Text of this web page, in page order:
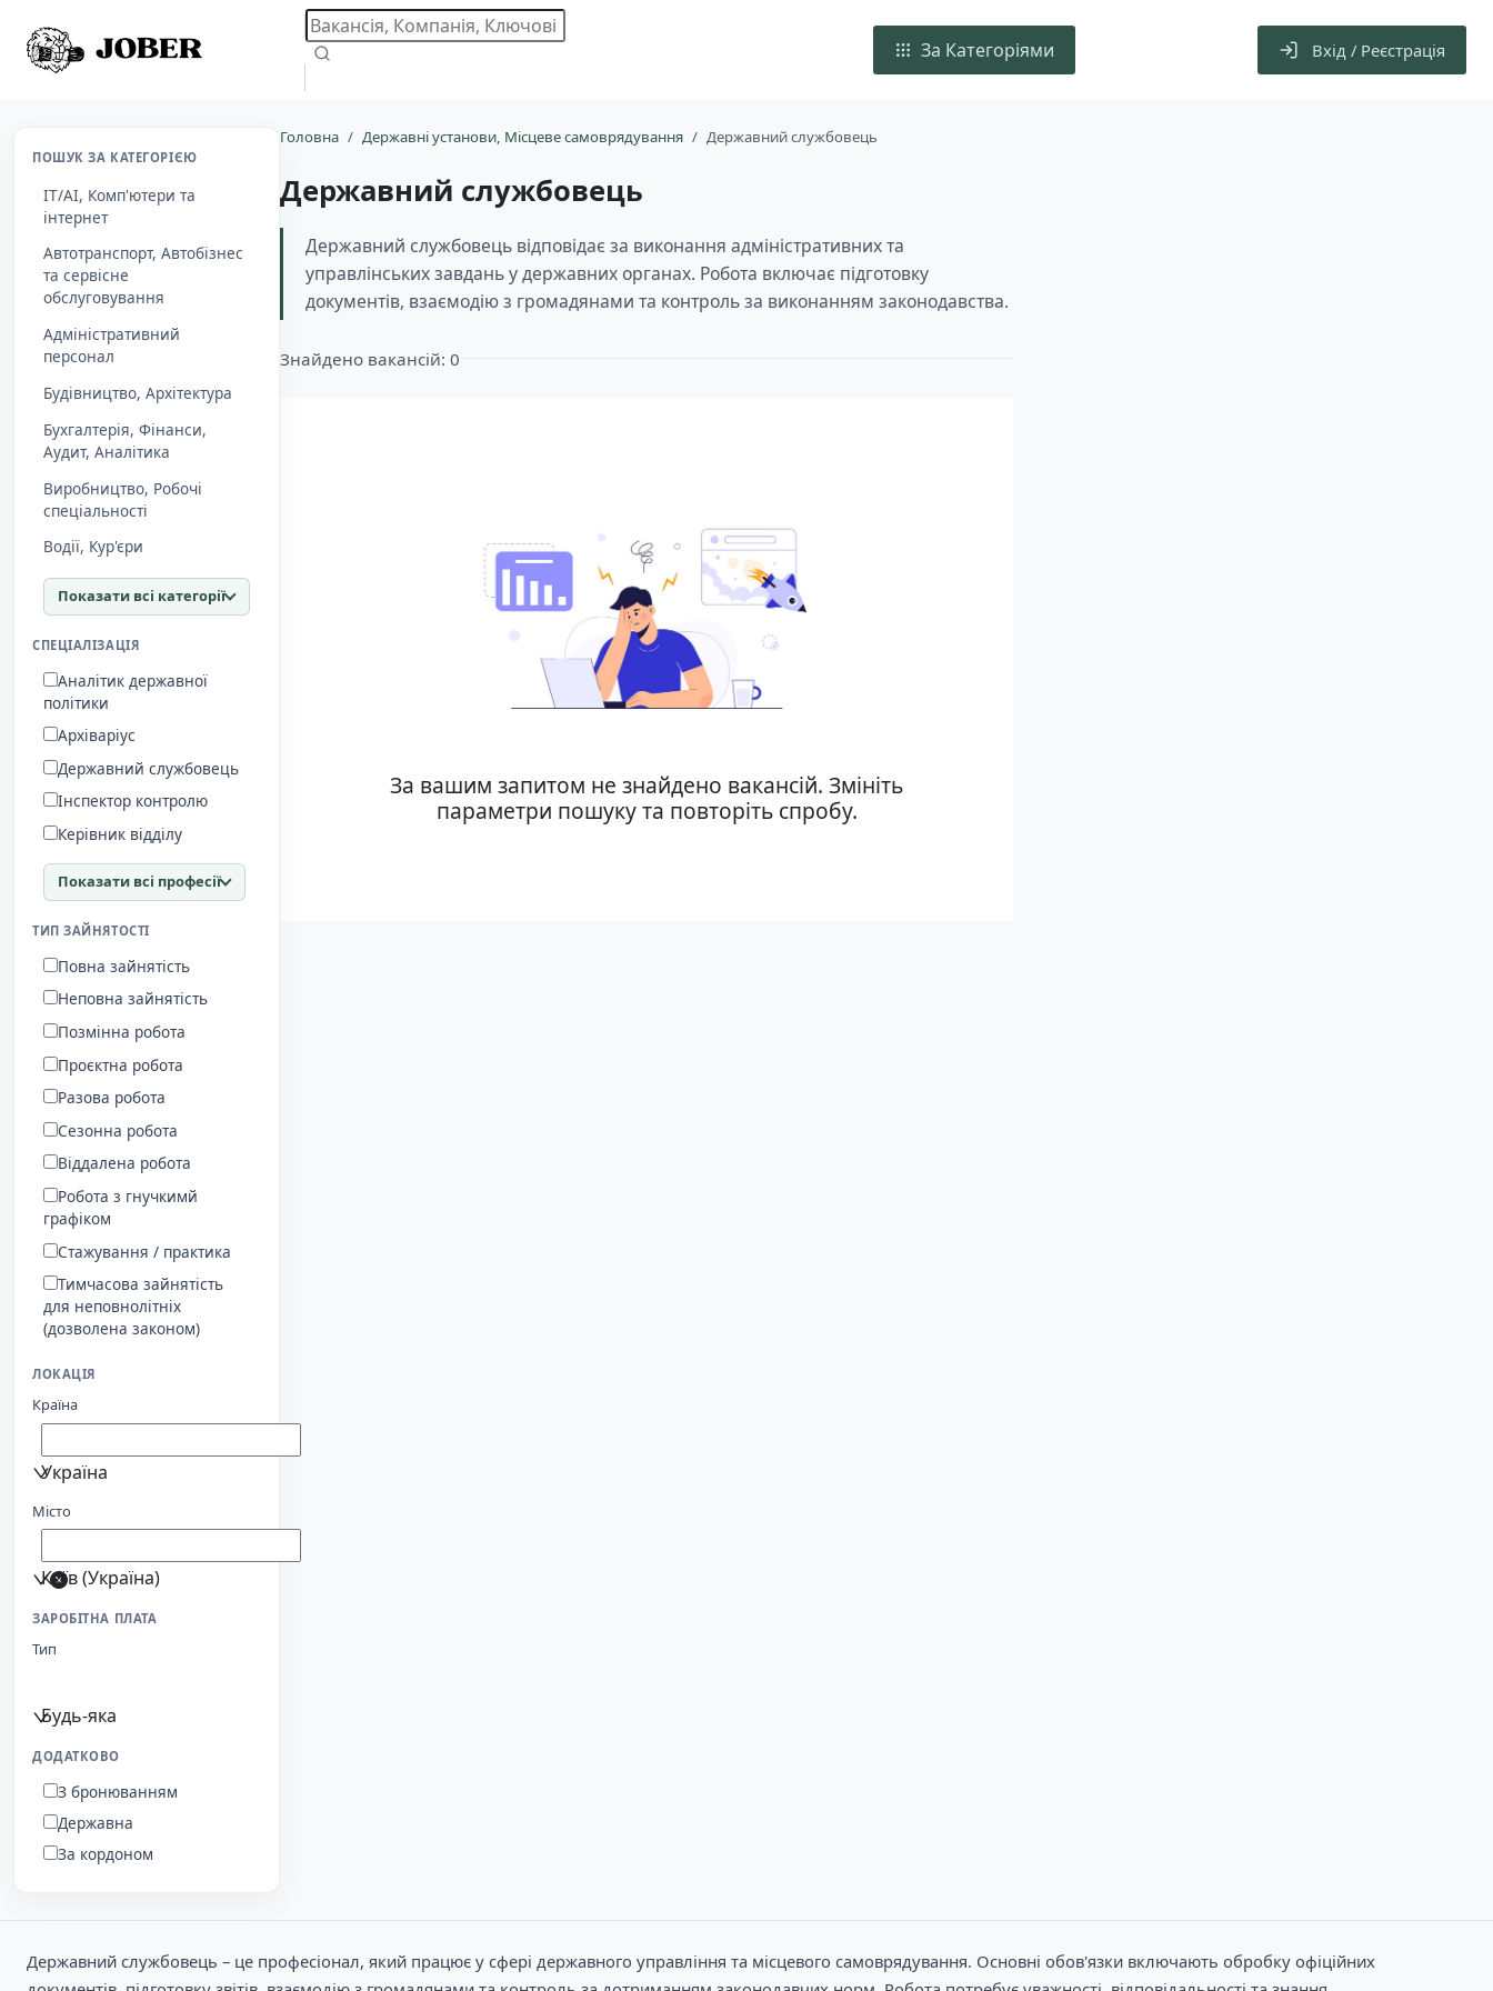
За Категоріями Вхід / Реєстрація
ПОШУК ЗА КАТЕГОРІЄЮ
IT/AI, Комп'ютери та
інтернет
Автотранспорт, Автобізнес
та сервісне
обслуговування
Адміністративний
персонал
Будівництво, Архітектура
Бухгалтерія, Фінанси,
Aудит, Аналітика
Виробництво, Робочі
спеціальності
Водії, Кур'єри
Показати всі категорії
СПЕЦІАЛІЗАЦІЯ
Аналітик державної
політики
Архіваріус
Державний службовець
Інспектор контролю
Керівник відділу
Показати всі професії
ТИП ЗАЙНЯТОСТІ
Повна зайнятість
Неповна зайнятість
Позмінна робота
Проєктна робота
Разова робота
Сезонна робота
Віддалена робота
Робота з гнучкимй
графіком
Стажування / практика
Тимчасова зайнятість
для неповнолітніх
(дозволена законом)
ЛОКАЦІЯ
Країна
Україна
Місто
Київ (Україна)
ЗАРОБІТНА ПЛАТА
Тип
Будь-яка
ДОДАТКОВО
З бронюванням
Державна
За кордоном
Головна Державні установи, Місцеве самоврядування Державний службовець
Державний службовець
Державний службовець відповідає за виконання адміністративних та
управлінських завдань у державних органах. Робота включає підготовку
документів, взаємодію з громадянами та контроль за виконанням законодавства.
Знайдено вакансій: 0
За вашим запитом не знайдено вакансій. Змініть
параметри пошуку та повторіть спробу.
Державний службовець – це професіонал, який працює у сфері державного управління та місцевого самоврядування. Основні обов'язки включають обробку офіційних